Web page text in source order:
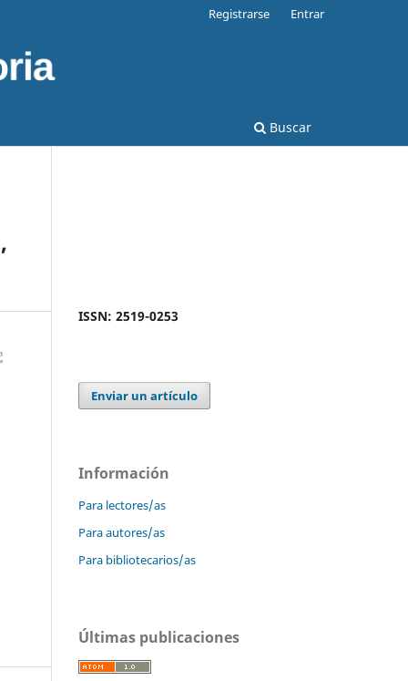
Buscar
Registrarse Entrar
ISSN: 2519-0253
Enviar un artículo
Información
Para lectores/as
Para autores/as
Para bibliotecarios/as
Últimas publicaciones